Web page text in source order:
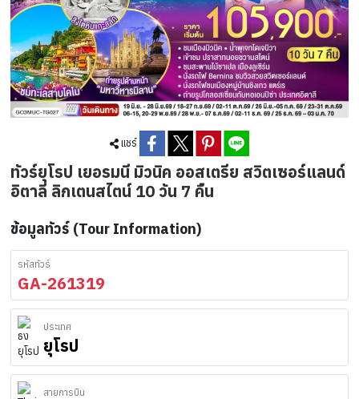
แชร์
ทัวร์ยุโรป เยอรมนี มิวนิค ออสเตรีย สวิตเซอร์แลนด์
อิตาลี ลิกเตนสไตน์ 10 วัน 7 คืน
ข้อมูลทัวร์ (Tour Information)
รหัสทัวร์
GA-261319
ประเทศ
ยุโรป
สายการบิน